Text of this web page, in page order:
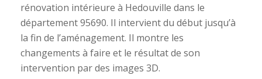
rénovation intérieure à Hedouville dans le
département 95690. Il intervient du début jusqu’à
la fin de l’aménagement. Il montre les
changements à faire et le résultat de son
intervention par des images 3D.